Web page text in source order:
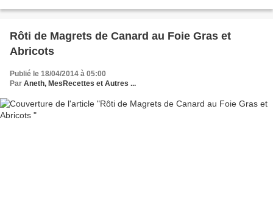
Rôti de Magrets de Canard au Foie Gras et
Abricots
Publié le 18/04/2014 à 05:00
Par Aneth, MesRecettes et Autres ...